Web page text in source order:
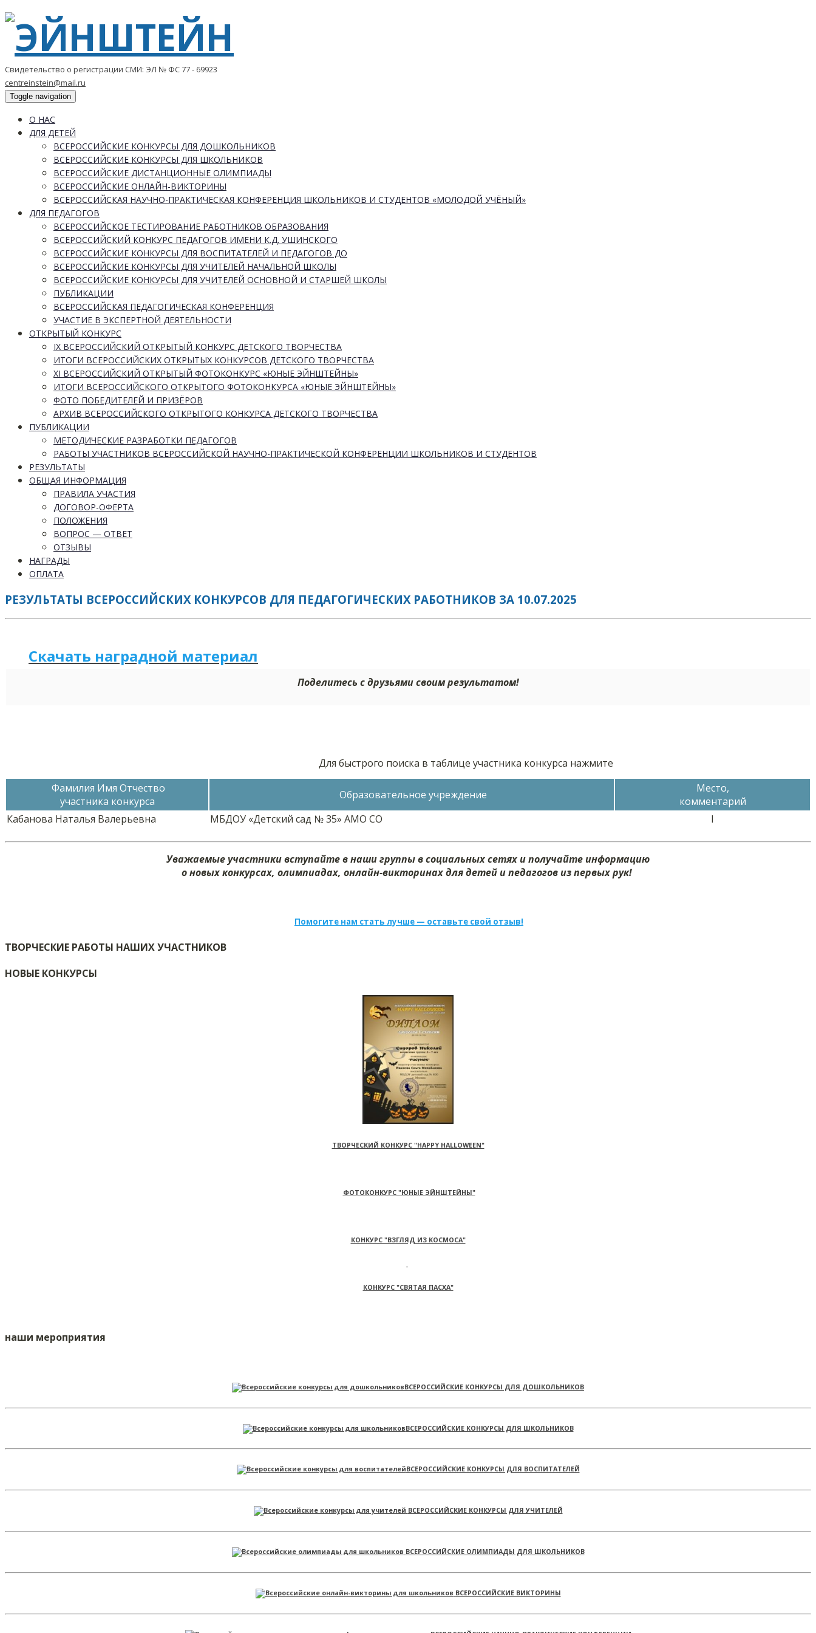
Свидетельство о регистрации СМИ: ЭЛ № ФС 77 - 69923
centreinstein@mail.ru
Toggle navigation
О НАС
ДЛЯ ДЕТЕЙ
ВСЕРОССИЙСКИЕ КОНКУРСЫ ДЛЯ ДОШКОЛЬНИКОВ
ВСЕРОССИЙСКИЕ КОНКУРСЫ ДЛЯ ШКОЛЬНИКОВ
ВСЕРОССИЙСКИЕ ДИСТАНЦИОННЫЕ ОЛИМПИАДЫ
ВСЕРОССИЙСКИЕ ОНЛАЙН-ВИКТОРИНЫ
ВСЕРОССИЙСКАЯ НАУЧНО-ПРАКТИЧЕСКАЯ КОНФЕРЕНЦИЯ ШКОЛЬНИКОВ И СТУДЕНТОВ «МОЛОДОЙ УЧЁНЫЙ»
ДЛЯ ПЕДАГОГОВ
ВСЕРОССИЙСКОЕ ТЕСТИРОВАНИЕ РАБОТНИКОВ ОБРАЗОВАНИЯ
ВСЕРОССИЙСКИЙ КОНКУРС ПЕДАГОГОВ ИМЕНИ К.Д. УШИНСКОГО
ВСЕРОССИЙСКИЕ КОНКУРСЫ ДЛЯ ВОСПИТАТЕЛЕЙ И ПЕДАГОГОВ ДО
ВСЕРОССИЙСКИЕ КОНКУРСЫ ДЛЯ УЧИТЕЛЕЙ НАЧАЛЬНОЙ ШКОЛЫ
ВСЕРОССИЙСКИЕ КОНКУРСЫ ДЛЯ УЧИТЕЛЕЙ ОСНОВНОЙ И СТАРШЕЙ ШКОЛЫ
ПУБЛИКАЦИИ
ВСЕРОССИЙСКАЯ ПЕДАГОГИЧЕСКАЯ КОНФЕРЕНЦИЯ
УЧАСТИЕ В ЭКСПЕРТНОЙ ДЕЯТЕЛЬНОСТИ
ОТКРЫТЫЙ КОНКУРС
IX ВСЕРОССИЙСКИЙ ОТКРЫТЫЙ КОНКУРС ДЕТСКОГО ТВОРЧЕСТВА
ИТОГИ ВСЕРОССИЙСКИХ ОТКРЫТЫХ КОНКУРСОВ ДЕТСКОГО ТВОРЧЕСТВА
XI ВСЕРОССИЙСКИЙ ОТКРЫТЫЙ ФОТОКОНКУРС «ЮНЫЕ ЭЙНШТЕЙНЫ»
ИТОГИ ВСЕРОССИЙСКОГО ОТКРЫТОГО ФОТОКОНКУРСА «ЮНЫЕ ЭЙНШТЕЙНЫ»
ФОТО ПОБЕДИТЕЛЕЙ И ПРИЗЁРОВ
АРХИВ ВСЕРОССИЙСКОГО ОТКРЫТОГО КОНКУРСА ДЕТСКОГО ТВОРЧЕСТВА
ПУБЛИКАЦИИ
МЕТОДИЧЕСКИЕ РАЗРАБОТКИ ПЕДАГОГОВ
РАБОТЫ УЧАСТНИКОВ ВСЕРОССИЙСКОЙ НАУЧНО-ПРАКТИЧЕСКОЙ КОНФЕРЕНЦИИ ШКОЛЬНИКОВ И СТУДЕНТОВ
РЕЗУЛЬТАТЫ
ОБЩАЯ ИНФОРМАЦИЯ
ПРАВИЛА УЧАСТИЯ
ДОГОВОР-ОФЕРТА
ПОЛОЖЕНИЯ
ВОПРОС — ОТВЕТ
ОТЗЫВЫ
НАГРАДЫ
ОПЛАТА
РЕЗУЛЬТАТЫ ВСЕРОССИЙСКИХ КОНКУРСОВ ДЛЯ ПЕДАГОГИЧЕСКИХ РАБОТНИКОВ ЗА 10.07.2025
Скачать наградной материал
Поделитесь с друзьями своим результатом!
Для быстрого поиска в таблице участника конкурса нажмите
Фамилия Имя Отчество
участника конкурса
Образовательное учреждение
Место,
комментарий
Кабанова Наталья Валерьевна
МБДОУ «Детский сад № 35» АМО СО I
Уважаемые участники вступайте в наши группы в социальных сетях и получайте информацию
о новых конкурсах, олимпиадах, онлайн-викторинах для детей и педагогов из первых рук!
Помогите нам стать лучше — оставьте свой отзыв!
ТВОРЧЕСКИЕ РАБОТЫ НАШИХ УЧАСТНИКОВ
НОВЫЕ КОНКУРСЫ
ТВОРЧЕСКИЙ КОНКУРС "HAPPY HALLOWEEN"
ФОТОКОНКУРС "ЮНЫЕ ЭЙНШТЕЙНЫ"
КОНКУРС "ВЗГЛЯД ИЗ КОСМОСА"
КОНКУРС "СВЯТАЯ ПАСХА"
наши мероприятия
ВСЕРОССИЙСКИЕ КОНКУРСЫ ДЛЯ ДОШКОЛЬНИКОВ
ВСЕРОССИЙСКИЕ КОНКУРСЫ ДЛЯ ШКОЛЬНИКОВ
ВСЕРОССИЙСКИЕ КОНКУРСЫ ДЛЯ ВОСПИТАТЕЛЕЙ
ВСЕРОССИЙСКИЕ КОНКУРСЫ ДЛЯ УЧИТЕЛЕЙ
ВСЕРОССИЙСКИЕ ОЛИМПИАДЫ ДЛЯ ШКОЛЬНИКОВ
ВСЕРОССИЙСКИЕ ВИКТОРИНЫ